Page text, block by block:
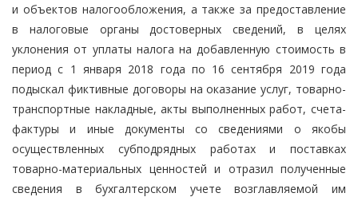
и объектов налогообложения, а также за предоставление
в налоговые органы достоверных сведений, в целях
уклонения от уплаты налога на добавленную стоимость в
период с 1 января 2018 года по 16 сентября 2019 года
подыскал фиктивные договоры на оказание услуг, товарно-
транспортные накладные, акты выполненных работ, счета-
фактуры и иные документы со сведениями о якобы
осуществленных субподрядных работах и поставках
товарно-материальных ценностей и отразил полученные
сведения в бухгалтерском учете возглавляемой им